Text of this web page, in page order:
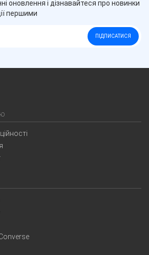
оновлення і дізнавайтеся про новинки
першими
ПІДПИСАТИСЯ